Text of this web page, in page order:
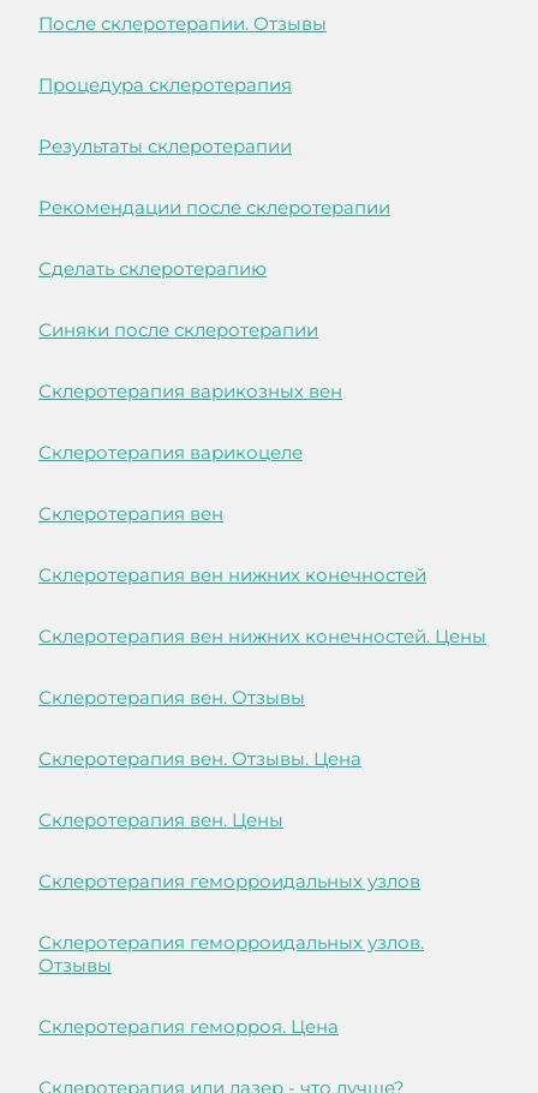
После склеротерапии. Отзывы
Процедура склеротерапия
Результаты склеротерапии
Рекомендации после склеротерапии
Сделать склеротерапию
Синяки после склеротерапии
Склеротерапия варикозных вен
Склеротерапия варикоцеле
Склеротерапия вен
Склеротерапия вен нижних конечностей
Склеротерапия вен нижних конечностей. Цены
Склеротерапия вен. Отзывы
Склеротерапия вен. Отзывы. Цена
Склеротерапия вен. Цены
Склеротерапия геморроидальных узлов
Склеротерапия геморроидальных узлов.
Отзывы
Склеротерапия геморроя. Цена
Склеротерапия или лазер - что лучше?